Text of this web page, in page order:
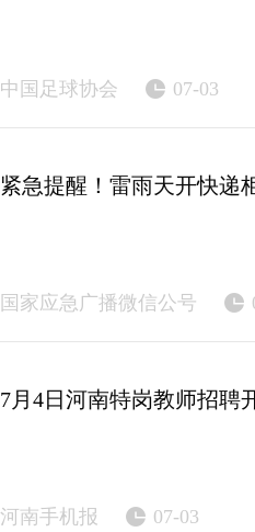
中国足球协会 07-03
紧急提醒！雷雨天开快递
国家应急广播微信公号
7月4日河南特岗教师招聘
河南手机报 07-03